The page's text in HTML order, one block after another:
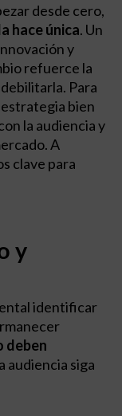
desde cero,
hace única. Un
y
refuerce la
Para
bien
la audiencia y
A
clave para
y
identificar
deben
audiencia siga